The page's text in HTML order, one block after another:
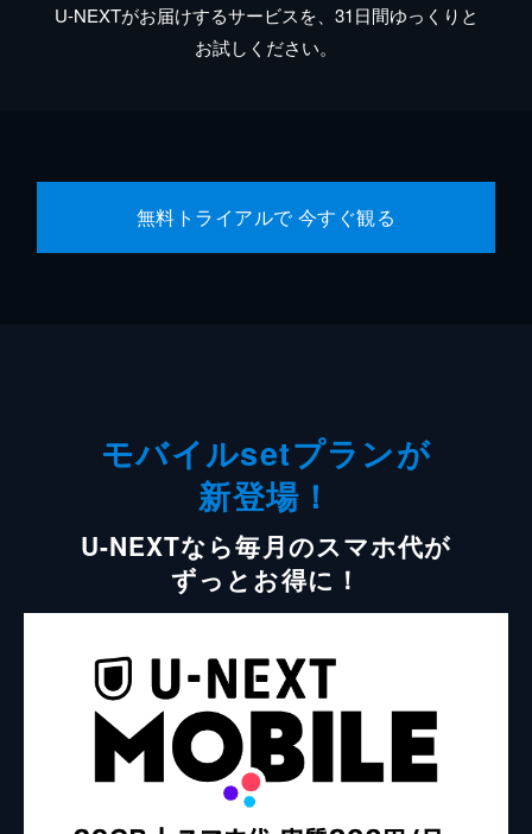
U-NEXTがお届けするサービスを、31日間ゆっくりと
お試しください。
無料トライアルで 今すぐ観る
モバイルsetプランが
新登場！
U-NEXTなら毎月のスマホ代が
ずっとお得に！